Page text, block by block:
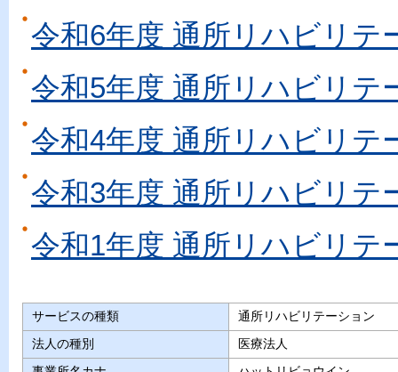
令和6年度 通所リハビリテ
令和5年度 通所リハビリテ
令和4年度 通所リハビリテ
令和3年度 通所リハビリテ
令和1年度 通所リハビリテ
サービスの種類 通所リハビリテーション
法人の種別 医療法人